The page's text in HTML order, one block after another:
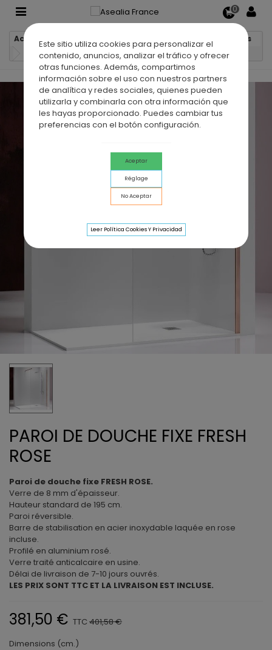
Este sitio utiliza cookies para personalizar el
contenido, anuncios, analizar el tráfico y ofrecer
otras funciones. Además, compartimos
información sobre el uso con nuestros partners
de analítica y redes sociales, quienes pueden
utilizarla y combinarla con otra información que
les hayas proporcionado. Puedes cambiar tus
preferencias con el botón configuración.
Aceptar
Réglage
No Aceptar
Leer Política Cookies Y Privacidad
0
Accueil
Parois de douche fixes
Paroi de douche fixe FRESH ROSE
PAROI DE DOUCHE FIXE FRESH
ROSE
Paroi de douche fixe FRESH ROSE.
Verre de 8 mm d'épaisseur.
Hauteur standard de 195 cm.
Paroi réversible.
Barre de stabilisation en acier inoxydable laquée en rose
incluse.
Profilé en aluminium rosé.
Verre traité anticalcaire en usine.
Délai de livraison de 7-10 jours ouvrés.
LES PRIX SONT TTC ET LA LIVRAISON EST INCLUSE.
381,50 € TTC 401,58 €
Dimensions (cm.)